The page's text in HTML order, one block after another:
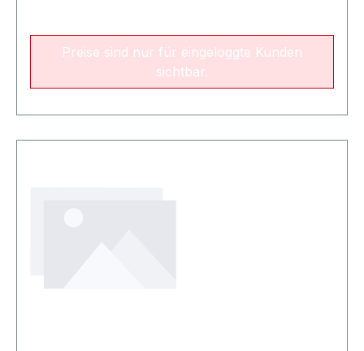
Preise sind nur für eingeloggte Kunden
sichtbar.